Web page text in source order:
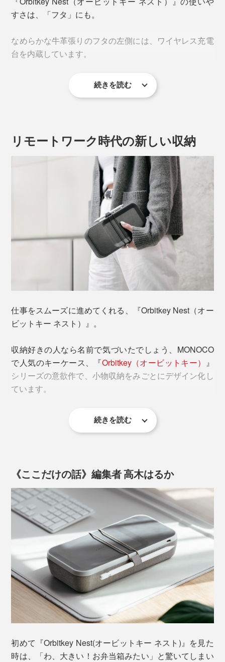
ガジェットケース一つで、仕事がこんなにスムーズにな
るなんて、きっと驚くでしょう。
まるで、家具のような佇まい。しっとり柔らかい牛革張
りのフタに、霜降り調の生地で覆った、樹脂製ケースを
サイズは、幅24×奥行12×高さ5cmと、収納量たっぷ
り。
よくあるガジェット用のポーチより、だいぶ大きめです
が、使いやすさが違います。
『Orbitkey Nest』の使いやすさは、なんといっても、仕
事道具を“好みの配置”で収納できること。
ケースを開くだけで、USBケーブル、マウス、タッチペ
ン、電源コード、モバイルWiFi、イヤホン……。
すさは、「フタ」にも。
なめらかな牛革張りのフタの左側には、ワイヤレス充電
台を内蔵しています。
付属のUSB Type-Cケーブルで、コンセントなどの電源
でも手軽にスマホの充電を。
フタの中央から右側のくぼみ部分に、外出時に使う家の
鍵や定期を置いておけば、出かける準備もスムーズで
フタは、独自のヒンジ（蝶番）構造で、2通りに開けら
(1) フタを外して、ワイヤレス充電台と下部のケース
を、それぞれ配置。
(2)フタを開いたまま、裏面のポケットつきケースと下部
のケースを、丸ごと配置。
続きを読む
リモートワーク時代の新しい収納
仕事をスムーズに進めてくれる、『Orbitkey Nest（オー
ビットキー ネスト）』。
収納好きの人なら名前で気づいたでしょう、MONOCO
で人気のキーケース、『Orbitkey（オービットキー） 』
シリーズの意欲作で、小物収納をみごとにデザイン化し
ています。
もともと『Orbitkey
』は、工業デザイナーのチャール
ズ・イン氏と薬剤師だったレックス・クオ氏が開発・起
業しました。
ジョギング中に、鍵がジャラジャラ鳴ったり弾んだりす
ることがわずらわしかったチャールズは、従来のリング
じみのレックスに見せたそう。
続きを読む
《ここだけの話》編集者 高木はるか
初めて『Orbitkey Nest(オービットキー ネスト)』を見た
時は、「わ、大きい！お弁当箱みたい」と驚いてしまい